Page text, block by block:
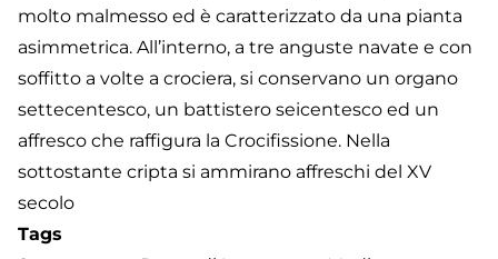
molto malmesso ed è caratterizzato da una pianta
asimmetrica. All’interno, a tre anguste navate e con
soffitto a volte a crociera, si conservano un organo
settecentesco, un battistero seicentesco ed un
affresco che raffigura la Crocifissione. Nella
sottostante cripta si ammirano affreschi del XV
secolo
Tags